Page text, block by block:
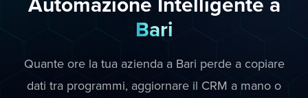
Bari
Quante ore la tua azienda a Bari perde a copiare
dati tra programmi, aggiornare il CRM a mano o